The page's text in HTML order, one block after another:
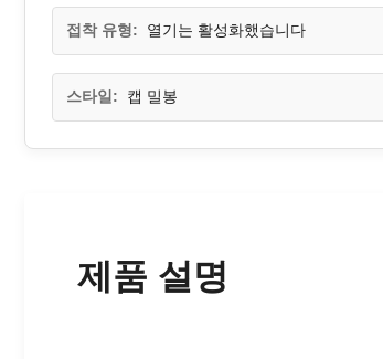
접착 유형: 열기는 활성화했습니다
스타일: 캡 밀봉
제품 설명